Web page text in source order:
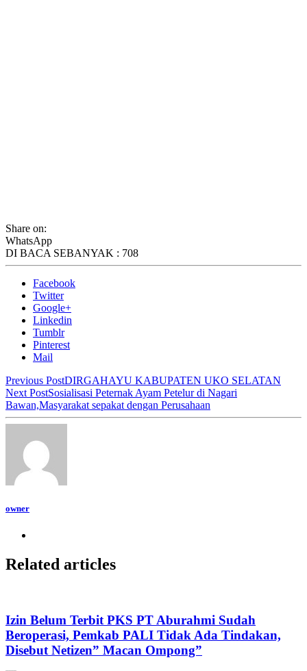
Share on:
WhatsApp
DI BACA SEBANYAK : 708
Facebook
Twitter
Google+
Linkedin
Tumblr
Pinterest
Mail
Previous PostDIRGAHAYU KABUPATEN UKO SELATAN
Next PostSosialisasi Peternak Ayam Petelur di Nagari
Bawan,Masyarakat sepakat dengan Perusahaan
owner
Related articles
Izin Belum Terbit PKS PT Aburahmi Sudah
Beroperasi, Pemkab PALI Tidak Ada Tindakan,
Disebut Netizen” Macan Ompong”